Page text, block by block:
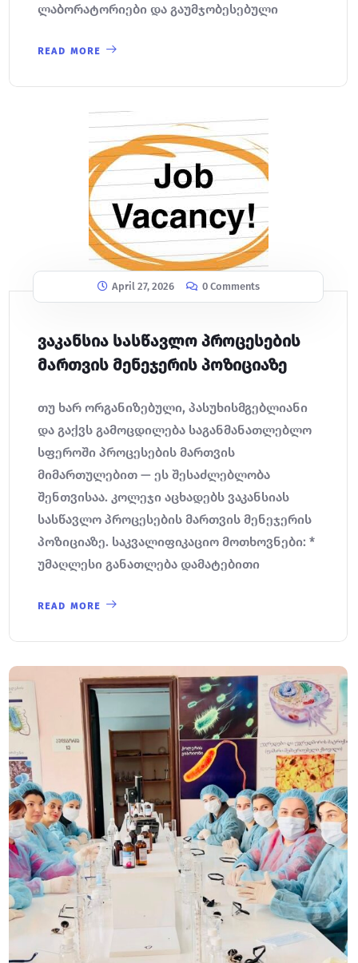
ლაბორატორიები და გაუმჯობესებული
READ MORE
April 27, 2026 0 Comments
ვაკანსია სასწავლო პროცესების
მართვის მენეჯერის პოზიციაზე
თუ ხარ ორგანიზებული, პასუხისმგებლიანი
და გაქვს გამოცდილება საგანმანათლებლო
სფეროში პროცესების მართვის
მიმართულებით — ეს შესაძლებლობა
შენთვისაა. კოლეჯი აცხადებს ვაკანსიას
სასწავლო პროცესების მართვის მენეჯერის
პოზიციაზე. საკვალიფიკაციო მოთხოვნები: *
უმაღლესი განათლება დამატებითი
READ MORE